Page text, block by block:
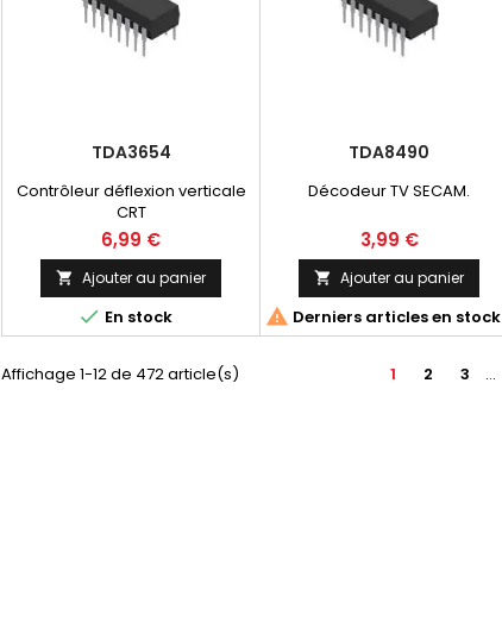
TDA3654
Contrôleur déflexion verticale
CRT
6,99 €
 Ajouter au panier
 En stock
TDA8490
Décodeur TV SECAM.
3,99 €
 Ajouter au panier
 Derniers articles en stock
Affichage 1-12 de 472 article(s) 1 2 3 …